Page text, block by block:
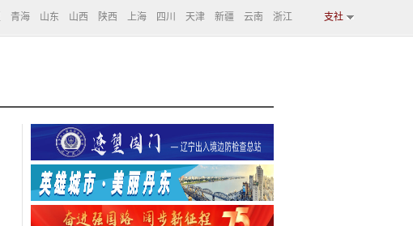
青海 山东 山西 陕西 上海 四川 天津 新疆 云南 浙江 支社